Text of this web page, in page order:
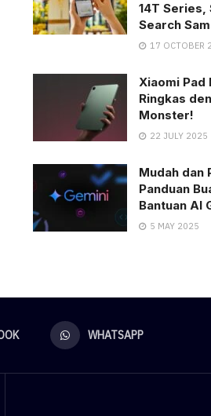
14T Series,
Search
17 OCTOBER
Xiaomi Pad
Ringkas
Monster!
22 JULY 2025
Mudah dan
Panduan
Bantuan AI
5 MAY 2025
WHATSAPP